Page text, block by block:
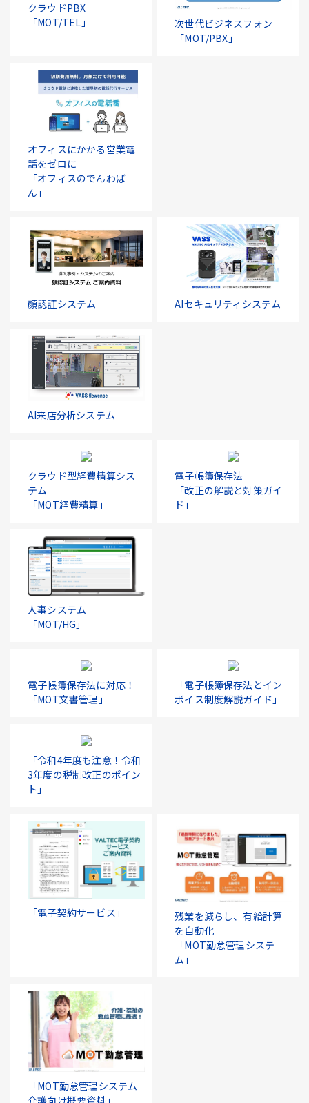
クラウドPBX
「MOT/TEL」
次世代ビジネスフォン
「MOT/PBX」
オフィスにかかる営業電
話をゼロに
「オフィスのでんわば
ん」
顔認証システム AIセキュリティシステム
AI来店分析システム
クラウド型経費精算シス
テム
「MOT経費精算」
電子帳簿保存法
「改正の解説と対策ガイ
ド」
人事システム
「MOT/HG」
電子帳簿保存法に対応！
「MOT文書管理」
「電子帳簿保存法とイン
ボイス制度解説ガイド」
「令和4年度も注意！令和
3年度の税制改正のポイン
ト」
「電子契約サービス」
残業を減らし、有給計算
を自動化
「MOT勤怠管理システ
ム」
「MOT勤怠管理システム